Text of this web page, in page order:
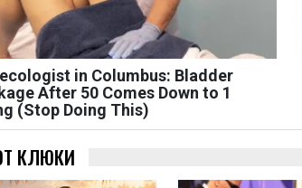
in Columbus: Bladder
After 50 Comes Down to 1
(Stop Doing This)
КЛЮКИ